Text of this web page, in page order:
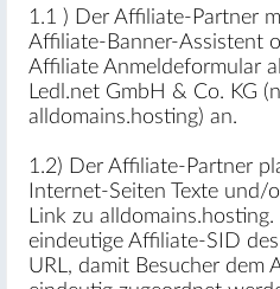
1.1 ) Der Affiliate-Partner
Affiliate-Banner-Assistent
Affiliate Anmeldeformular
Ledl.net GmbH & Co. KG
alldomains.hosting) an.
1.2) Der Affiliate-Partner
Internet-Seiten Texte und/
Link zu
eindeutige Affiliate-SID
URL, damit Besucher dem